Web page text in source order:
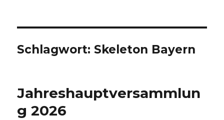
Schlagwort: Skeleton Bayern
Jahreshauptversammlun
g 2026